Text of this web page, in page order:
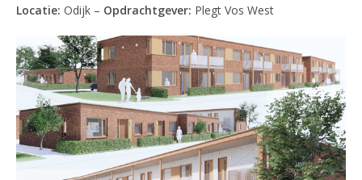
Locatie: Odijk – Opdrachtgever: Plegt Vos West